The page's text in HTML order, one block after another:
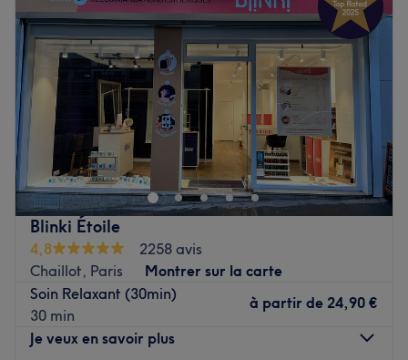
Blinki Étoile
4,8
2258 avis
Chaillot, Paris
Montrer sur la carte
Soin Relaxant (30min)
30 min
à partir de 24,90 €
Je veux en savoir plus